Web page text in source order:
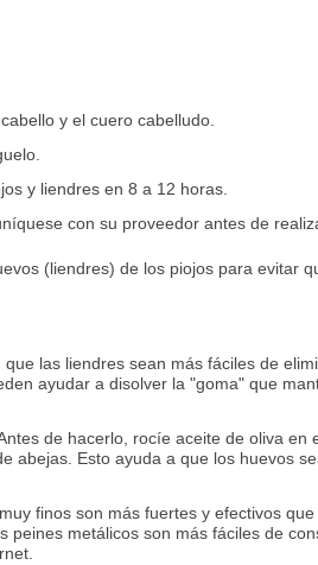
y el cuero cabelludo.
y liendres en 8 a 12 horas.
con su proveedor antes de
(liendres) de los piojos para evitar
las liendres sean más fáciles de
ayudar a disolver la "goma" que
de hacerlo, rocíe aceite de oliva en
abejas. Esto ayuda a que los huevos
finos son más fuertes y efectivos
peines metálicos son más fáciles de